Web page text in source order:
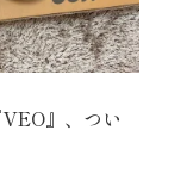
』、つい